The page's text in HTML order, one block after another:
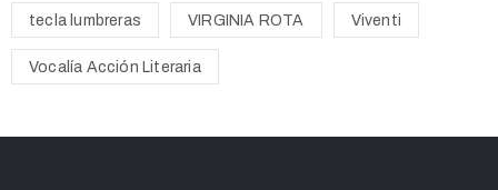
tecla lumbreras VIRGINIA ROTA Viventi
Vocalía Acción Literaria